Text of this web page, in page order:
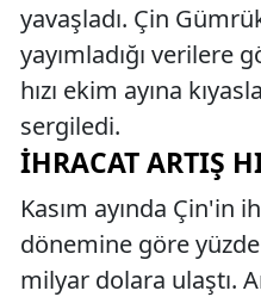
yavaşladı. Çin
yayımladığı verilere
hızı ekim ayına
sergiledi.
İHRACAT ARTIŞ
Kasım ayında Çin'in
dönemine göre
milyar dolara ulaştı.